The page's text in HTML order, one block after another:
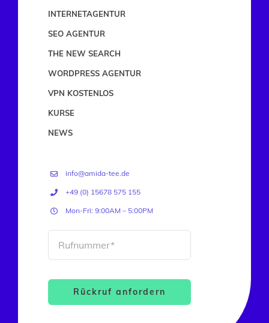
INTERNETAGENTUR
SEO AGENTUR
THE NEW SEARCH
WORDPRESS AGENTUR
VPN KOSTENLOS
KURSE
NEWS
info@amida-tee.de
+49 (0) 15678 575 155
Mon-Fri: 9:00AM – 5:00PM
Rückruf anfordern